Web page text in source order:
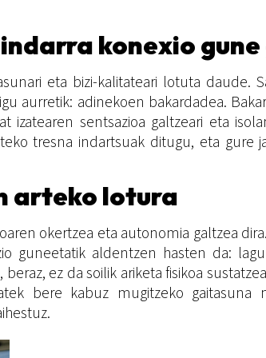
konexio gune
eta bizi-kalitateari lotuta daude.
aurretik: adinekoen bakardadea.
izatearen sentsazioa galtzeari eta
tresna indartsuak ditugu, eta gure
arteko lotura
okertzea eta autonomia galtzea
guneetatik aldentzen hasten da:
ez da soilik ariketa fisikoa
bere kabuz mugitzeko gaitasuna